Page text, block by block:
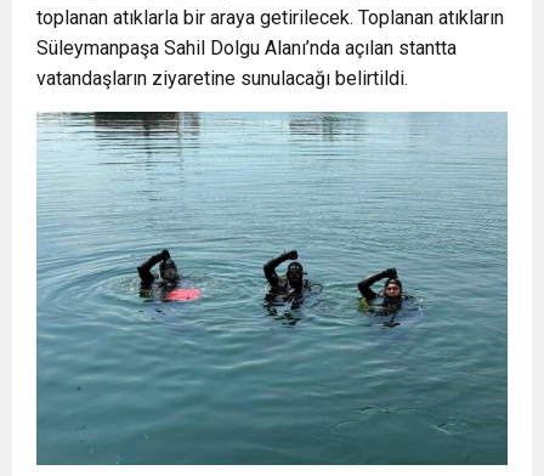
toplanan atıklarla bir araya getirilecek. Toplanan atıkların
Süleymanpaşa Sahil Dolgu Alanı’nda açılan stantta
vatandaşların ziyaretine sunulacağı belirtildi.